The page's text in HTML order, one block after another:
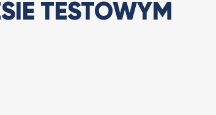
TESTOWYM